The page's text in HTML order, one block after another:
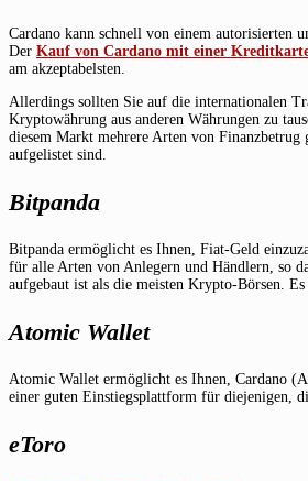
Cardano kann schnell von einem autorisierten
Der Kauf von Cardano mit einer
am akzeptabelsten.
Allerdings sollten Sie auf die internationalen
Kryptowährung aus anderen Währungen zu
diesem Markt mehrere Arten von
aufgelistet sind.
Bitpanda
Bitpanda ermöglicht es Ihnen, Fiat-Geld
für alle Arten von Anlegern und Händlern, so
aufgebaut ist als die meisten Krypto-Börsen.
Atomic Wallet
Atomic Wallet ermöglicht es Ihnen, Cardano
einer guten Einstiegsplattform für diejenigen,
eToro